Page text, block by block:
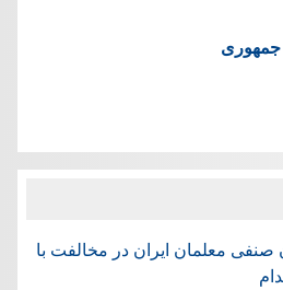
جمهوری
صنفی معلمان ایران در مخالفت با